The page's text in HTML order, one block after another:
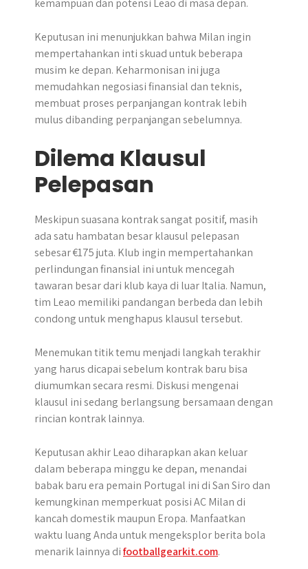
kemampuan dan potensi Leao di masa depan.
Keputusan ini menunjukkan bahwa Milan ingin
mempertahankan inti skuad untuk beberapa
musim ke depan. Keharmonisan ini juga
memudahkan negosiasi finansial dan teknis,
membuat proses perpanjangan kontrak lebih
mulus dibanding perpanjangan sebelumnya.
Dilema Klausul
Pelepasan
Meskipun suasana kontrak sangat positif, masih
ada satu hambatan besar klausul pelepasan
sebesar €175 juta. Klub ingin mempertahankan
perlindungan finansial ini untuk mencegah
tawaran besar dari klub kaya di luar Italia. Namun,
tim Leao memiliki pandangan berbeda dan lebih
condong untuk menghapus klausul tersebut.
Menemukan titik temu menjadi langkah terakhir
yang harus dicapai sebelum kontrak baru bisa
diumumkan secara resmi. Diskusi mengenai
klausul ini sedang berlangsung bersamaan dengan
rincian kontrak lainnya.
Keputusan akhir Leao diharapkan akan keluar
dalam beberapa minggu ke depan, menandai
babak baru era pemain Portugal ini di San Siro dan
kemungkinan memperkuat posisi AC Milan di
kancah domestik maupun Eropa. Manfaatkan
waktu luang Anda untuk mengeksplor berita bola
menarik lainnya difootballgearkit.com.